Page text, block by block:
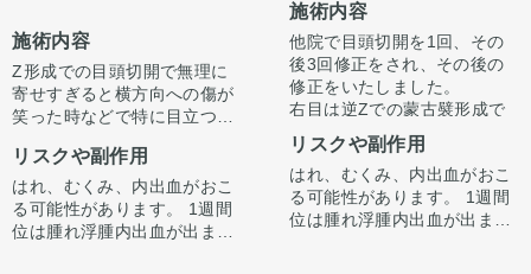
施術内容
Z形成での目頭切開で無理に
寄せすぎると横方向への傷が
笑った時などで特に目立つこ
逆Zで傷の流れを自然な向き
である縦縫合に戻すことで傷
跡を目立ちにくくすることが
できます。それ以外にも凹み
リスクや副作用
はれ、むくみ、内出血がおこ
る可能性があります。 1週間
位は腫れ浮腫内出血が出ます
施術内容
他院で目頭切開を1回、その
後3回修正をされ、その後の
修正をいたしました。
右目は逆Zでの蒙古襞形成で
狭くし、右目はZ形成での目
頭切開で広げ左右差を修正し
ています。
切開の際に傷跡も目立ちに
くくなるよう修正していま
リスクや副作用
はれ、むくみ、内出血がおこ
る可能性があります。 1週間
位は腫れ浮腫内出血が出ます